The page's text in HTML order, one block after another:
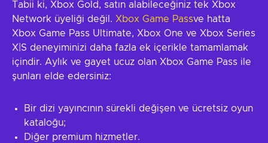
Tabii ki, Xbox Gold, satın alabileceğiniz tek Xbox
Network üyeliği değil. Xbox Game Passve hatta
Xbox Game Pass Ultimate, Xbox One ve Xbox Series
X|S deneyiminizi daha fazla ek içerikle tamamlamak
içindir. Aylık ve gayet ucuz olan Xbox Game Pass ile
şunları elde edersiniz:
Bir dizi yayıncının sürekli değişen ve ücretsiz oyun
kataloğu;
Diğer premium hizmetler.